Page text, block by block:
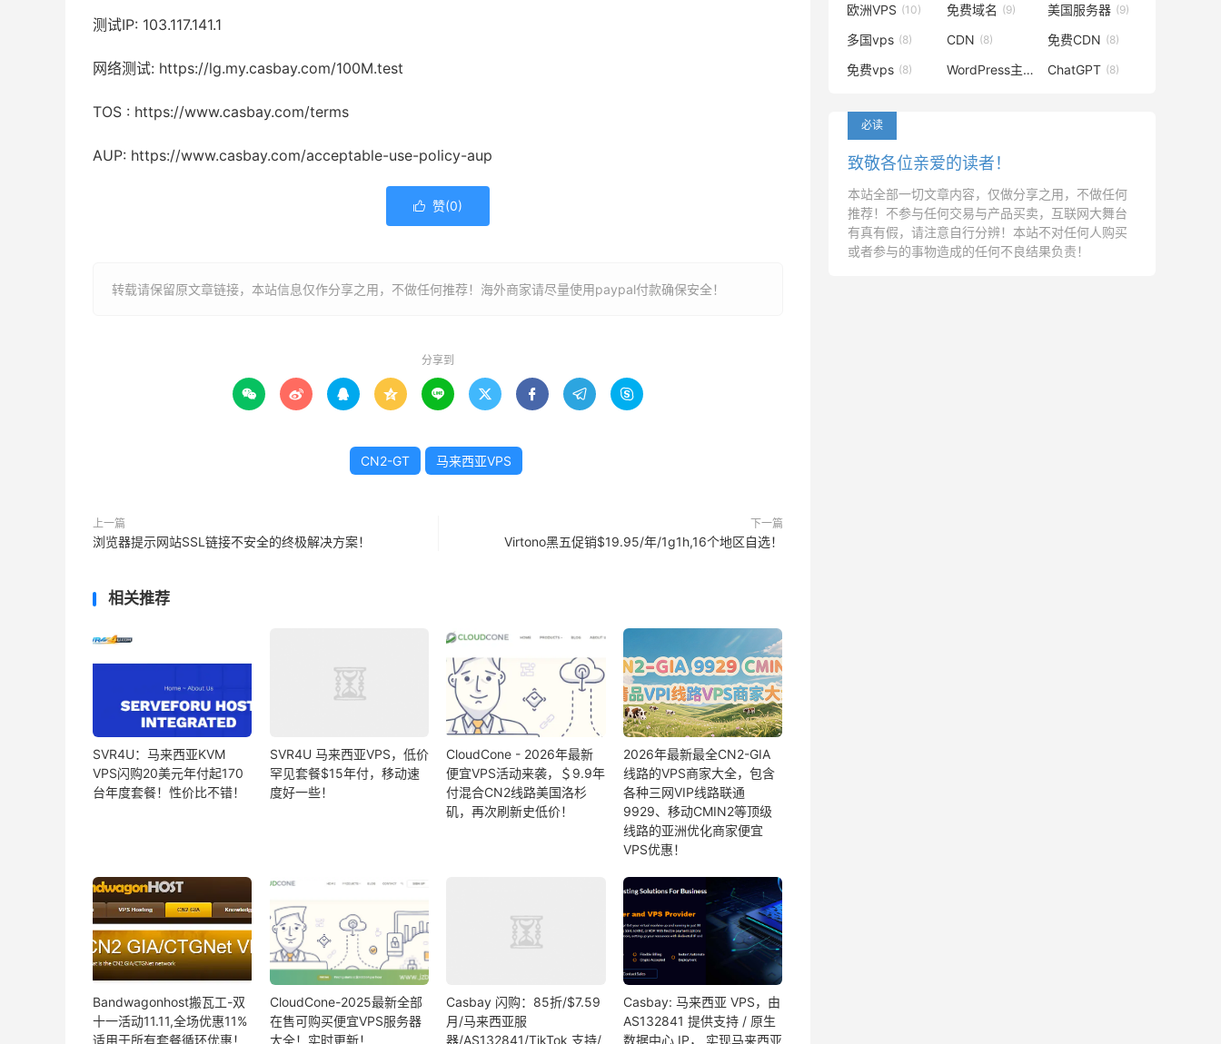
测试IP: 103.117.141.1
网络测试: https://lg.my.casbay.com/100M.test
TOS : https://www.casbay.com/terms
AUP: https://www.casbay.com/acceptable-use-policy-aup
 赞(0)
转载请保留原文章链接，本站信息仅作分享之用，不做任何推荐！海外商家请尽量使用paypal付款确保安全！
分享到
        
CN2-GT 马来西亚VPS
上一篇
浏览器提示网站SSL链接不安全的终极解决方案！
下一篇
Virtono黑五促销$19.95/年/1g1h,16个地区自选！
相关推荐
SVR4U：马来西亚KVM
VPS闪购20美元年付起170
台年度套餐！性价比不错！
SVR4U 马来西亚VPS，低价
罕见套餐$15年付，移动速
度好一些！
CloudCone - 2026年最新
便宜VPS活动来袭，＄9.9年
付混合CN2线路美国洛杉
矶，再次刷新史低价！
2026年最新最全CN2-GIA
线路的VPS商家大全，包含
各种三网VIP线路联通
9929、移动CMIN2等顶级
线路的亚洲优化商家便宜
VPS优惠！
Bandwagonhost搬瓦工-双
十一活动11.11,全场优惠11%
适用于所有套餐循环优惠！
CloudCone-2025最新全部
在售可购买便宜VPS服务器
大全！实时更新！
Casbay 闪购：85折/$7.59
月/马来西亚服
器/AS132841/TikTok 支持/
Casbay: 马来西亚 VPS，由
AS132841 提供支持 / 原生
数据中心 IP， 实现马来西亚
欧洲VPS (10) 免费域名 (9) 美国服务器 (9)
多国vps (8) CDN (8) 免费CDN (8)
免费vps (8) WordPress主题 (8)
ChatGPT (8)
必读
致敬各位亲爱的读者！
本站全部一切文章内容，仅做分享之用，不做任何
推荐！不参与任何交易与产品买卖，互联网大舞台
有真有假，请注意自行分辨！本站不对任何人购买
或者参与的事物造成的任何不良结果负责！